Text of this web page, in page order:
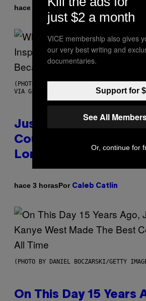
hace 1 horaPor Haley Miller
(PHOTO BY CHRISTOPHER POLK/NBCU PHOTO
VIA GETTY IMAGES)
Justin Timberlake
Country-Inspired
Long Before It
hace 3 horasPor Caleb Catlin
(PHOTO BY DANIEL BOCZARSKI/GETTY
On This Day 15 Years
just $2 a month
VICE membership also gives
our very best writing and
documentaries.
Support for
See All
Or, continue for